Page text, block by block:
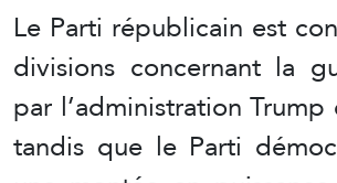
Le Parti républicain est
divisions concernant la
par l’administration Trump
tandis que le Parti